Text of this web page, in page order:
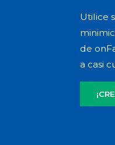
Utilice
de
a casi